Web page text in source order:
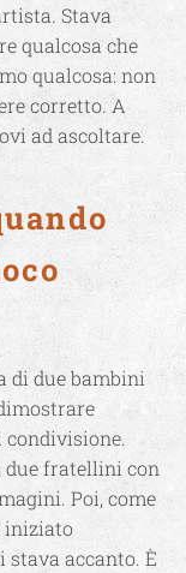
Stava
qualcosa che
qualcosa: non
corretto. A
ad ascoltare.
di due bambini
condivisione.
due fratellini con
Poi, come
iniziato
accanto. È